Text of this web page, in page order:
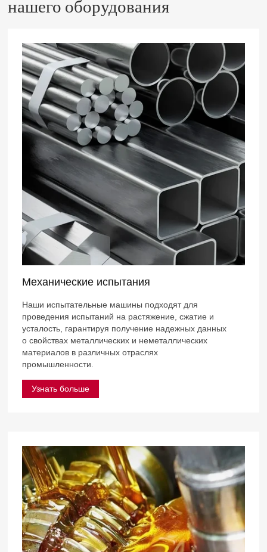
Механические испытания
Наши испытательные машины подходят для
проведения испытаний на растяжение, сжатие и
усталость, гарантируя получение надежных данных
о свойствах металлических и неметаллических
материалов в различных отраслях
промышленности.
Узнать больше